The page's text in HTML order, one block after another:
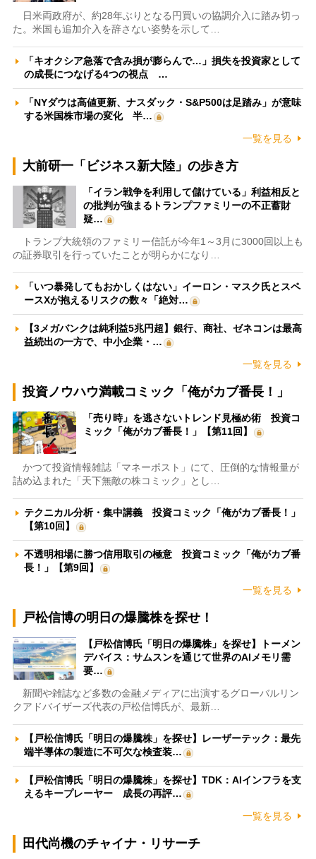
日米両政府が、約28年ぶりとなる円買いの協調介入に踏み切っ
た。米国も追加介入を辞さない姿勢を示して…
「キオクシア急落で含み損が膨らんで…」損失を投資家として
の成長につなげる4つの視点 …
「NYダウは高値更新、ナスダック・S&P500は足踏み」が意味
する米国株市場の変化 半…
一覧を見る
大前研一「ビジネス新大陸」の歩き方
「イラン戦争を利用して儲けている」利益相反と
の批判が強まるトランプファミリーの不正蓄財
疑…
トランプ大統領のファミリー信託が今年1～3月に3000回以上も
の証券取引を行っていたことが明らかになり…
「いつ暴発してもおかしくはない」イーロン・マスク氏とスペ
ースXが抱えるリスクの数々「絶対…
【3メガバンクは純利益5兆円超】銀行、商社、ゼネコンは最高
益続出の一方で、中小企業・…
一覧を見る
投資ノウハウ満載コミック「俺がカブ番長！」
「売り時」を逃さないトレンド見極め術 投資コ
ミック「俺がカブ番長！」【第11回】
かつて投資情報雑誌「マネーポスト」にて、圧倒的な情報量が
詰め込まれた「天下無敵の株コミック」とし…
テクニカル分析・集中講義 投資コミック「俺がカブ番長！」
【第10回】
不透明相場に勝つ信用取引の極意 投資コミック「俺がカブ番
長！」【第9回】
一覧を見る
戸松信博の明日の爆騰株を探せ！
【戸松信博氏「明日の爆騰株」を探せ】トーメン
デバイス：サムスンを通じて世界のAIメモリ需
要…
新聞や雑誌など多数の金融メディアに出演するグローバルリン
クアドバイザーズ代表の戸松信博氏が、最新…
【戸松信博氏「明日の爆騰株」を探せ】レーザーテック：最先
端半導体の製造に不可欠な検査装…
【戸松信博氏「明日の爆騰株」を探せ】TDK：AIインフラを支
えるキープレーヤー 成長の再評…
一覧を見る
田代尚機のチャイナ・リサーチ